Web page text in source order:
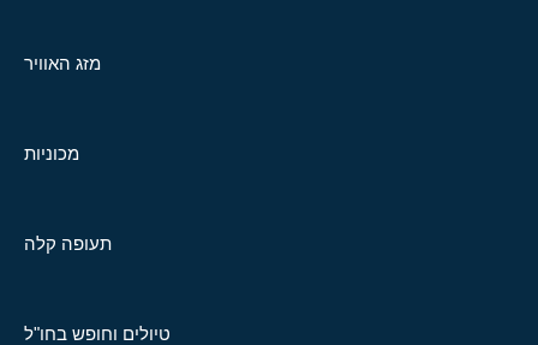
מזג האוויר
מכוניות
תעופה קלה
טיולים וחופש בחו"ל